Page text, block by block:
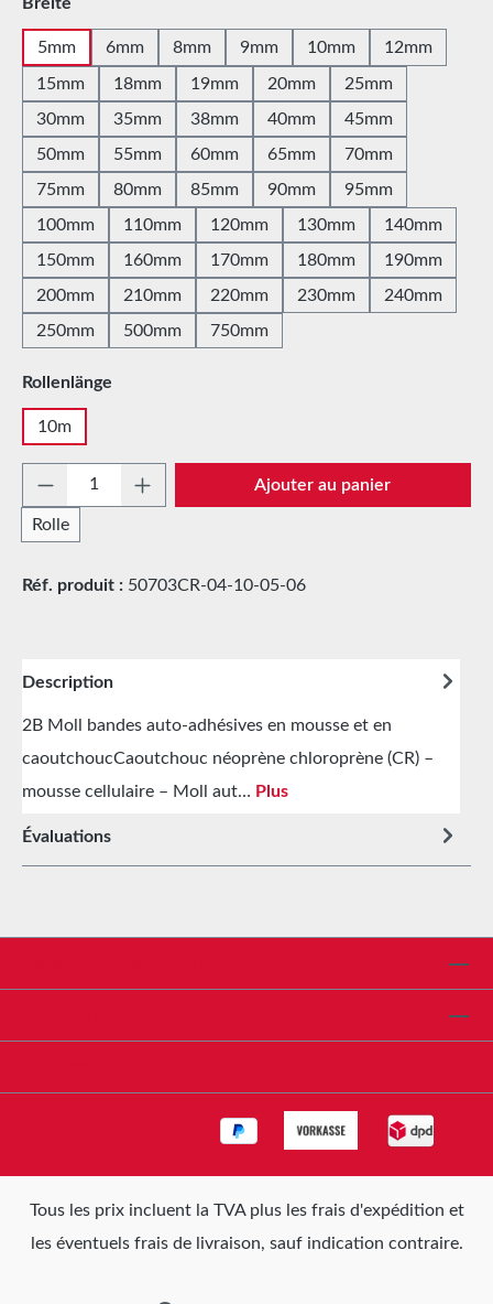
5mm 6mm 8mm 9mm 10mm 12mm
15mm 18mm 19mm 20mm
25mm
30mm
35mm 38mm 40mm
45mm
50mm
55mm 60mm 65mm
70mm
75mm
80mm 85mm 90mm
95mm
100mm
110mm 120mm 130mm
140mm
150mm
160mm 170mm 180mm
190mm
200mm
210mm 220mm 230mm
240mm
250mm
500mm 750mm
Sélectionnez
Rollenlänge
10m
Quantité de produit : Entrez la quantité
Rolle
Ajouter au panier
Réf. produit : 50703CR-04-10-05-06
Description
2B Moll bandes auto-adhésives en mousse et en
caoutchoucCaoutchouc néoprène chloroprène (CR) –
mousse cellulaire – Moll aut… Plus
Évaluations
Tous les prix incluent la TVA plus les frais d'expédition et
les éventuels frais de livraison, sauf indication contraire.